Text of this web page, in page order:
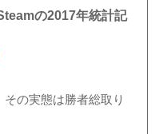
の2017年統計記
の実態は勝者総取り